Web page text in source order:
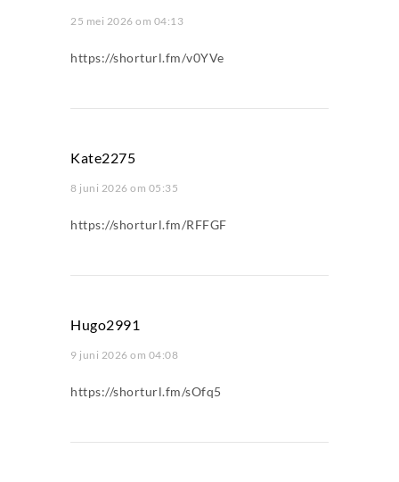
25 mei 2026 om 04:13
https://shorturl.fm/v0YVe
Kate2275
8 juni 2026 om 05:35
https://shorturl.fm/RFFGF
Hugo2991
9 juni 2026 om 04:08
https://shorturl.fm/sOfq5